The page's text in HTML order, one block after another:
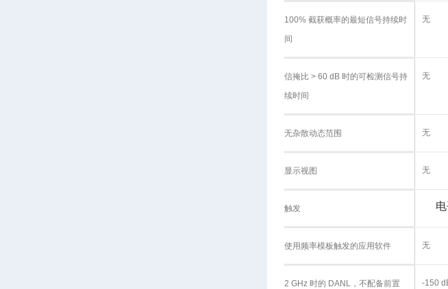
100% 截获概率的最短信号持续时
间
无
信掩比 > 60 dB 时的可检测信号持
续时间
无
无杂散动态范围 无
显示视图 无
触发
使用频率模板触发的应用软件 无
2 GHz 时的 DANL，不配备前置
-150